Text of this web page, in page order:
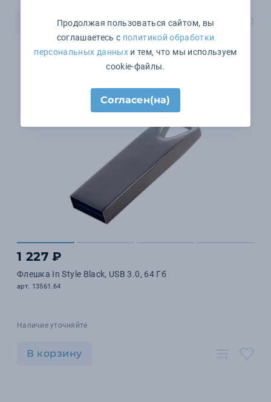
В корзину
1 227 ₽
Флешка In Style Black, USB 3.0, 64 Гб
арт. 13561.64
Наличие уточняйте
В корзину
Продолжая пользоваться сайтом, вы
соглашаетесь с политикой обработки
персональных данныхи тем, что мы используем
cookie-файлы.
Согласен(на)